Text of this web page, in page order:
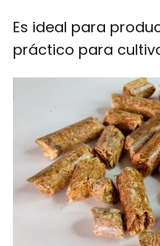
Es ideal para
práctico para